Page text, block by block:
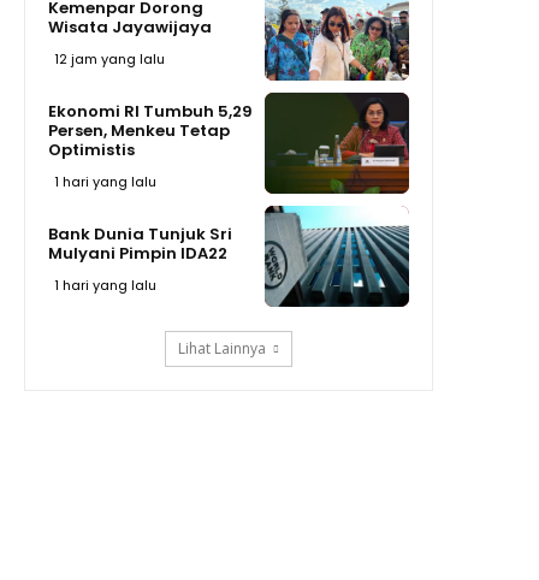
Kemenpar Dorong
Wisata Jayawijaya
12 jam yang lalu
Ekonomi RI Tumbuh 5,29
Persen, Menkeu Tetap
Optimistis
1 hari yang lalu
Bank Dunia Tunjuk Sri
Mulyani Pimpin IDA22
1 hari yang lalu
Lihat Lainnya